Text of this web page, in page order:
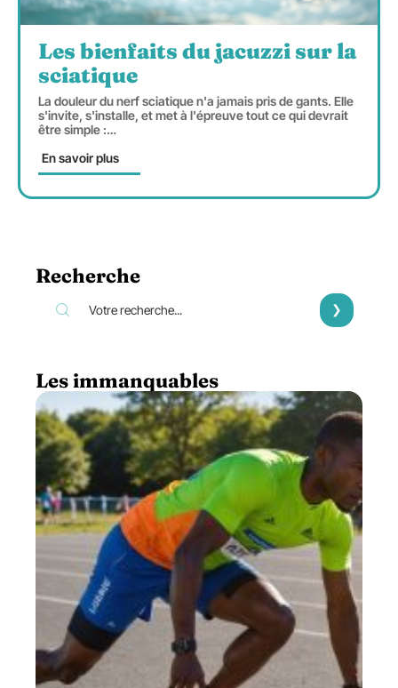
Les bienfaits du jacuzzi sur la
sciatique
La douleur du nerf sciatique n'a jamais pris de gants. Elle
s'invite, s'installe, et met à l'épreuve tout ce qui devrait
être simple :…
En savoir plus
Recherche
Les immanquables